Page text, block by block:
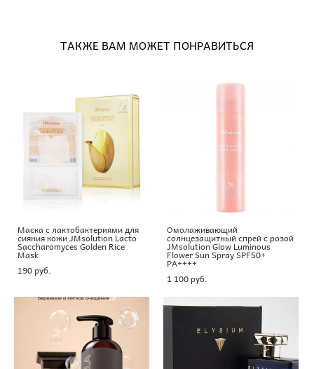
ТАКЖЕ ВАМ МОЖЕТ ПОНРАВИТЬСЯ
Маска с лактобактериями для
сияния кожи JMsolution Lacto
Saccharomyces Golden Rice
Mask
190 pуб.
Омолаживающий
солнцезащитный спрей с розой
JMsolution Glow Luminous
Flower Sun Spray SPF50+
PA++++
1 100 pуб.